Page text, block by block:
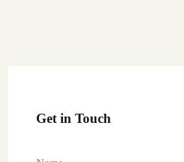
Get in Touch